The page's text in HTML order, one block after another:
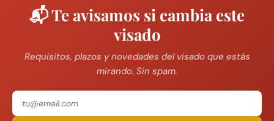
📬 Te avisamos si cambia este
visado
Requisitos, plazos y novedades del visado que estás
mirando. Sin spam.